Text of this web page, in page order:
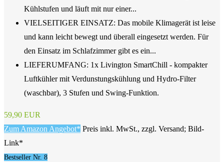
Kühlstufen und läuft mit nur einer...
VIELSEITIGER EINSATZ: Das mobile Klimagerät ist leise
und kann leicht bewegt und überall eingesetzt werden. Für
den Einsatz im Schlafzimmer gibt es ein...
LIEFERUMFANG: 1x Livington SmartChill - kompakter
Luftkühler mit Verdunstungskühlung und Hydro-Filter
(waschbar), 3 Stufen und Swing-Funktion.
59,90 EUR
Zum Amazon Angebot* Preis inkl. MwSt., zzgl. Versand; Bild-
Link*
Bestseller Nr. 8